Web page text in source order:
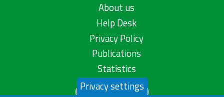
About us
Help Desk
Privacy Policy
Publications
Statistics
Contact us
Privacy settings